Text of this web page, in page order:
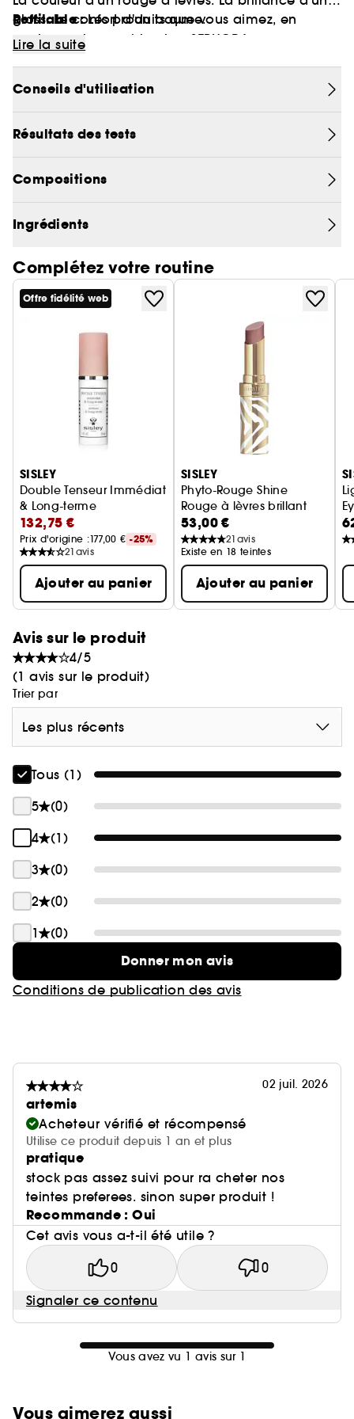
gloss. Le confort d'un baume.
Reffilable :Les produits que vous aimez, en
version rechargeable chez SEPHORA.
Lire la suite
Conseils d'utilisation
Résultats des tests
Compositions
Ingrédients
Complétez votre routine
Ignorer le carrousel produits
Offre fidélité web
SISLEY
Double Tenseur Immédiat
& Long-terme
132,75 €
Prix d'origine :177,00 € -25%
21 avis
Ajouter au panier
SISLEY
Phyto-Rouge Shine
Rouge à lèvres brillant
53,00 €
21 avis
Existe en 18 teintes
Ajouter au panier
Avis sur le produit
4/5
(1 avis sur le produit)
Trier par
Les plus récents
Tous (1)
5
(0)
4
(1)
3
(0)
2
(0)
1
(0)
Donner mon avis
Conditions de publication des avis
02 juil. 2026
artemis
Acheteur vérifié et récompensé
Utilise ce produit depuis 1 an et plus
pratique
stock pas assez suivi pour ra cheter nos
teintes preferees. sinon super produit !
Recommande : Oui
Cet avis vous a-t-il été utile ?
0 0
Signaler ce contenu
Vous avez vu 1 avis sur 1
Vous aimerez aussi